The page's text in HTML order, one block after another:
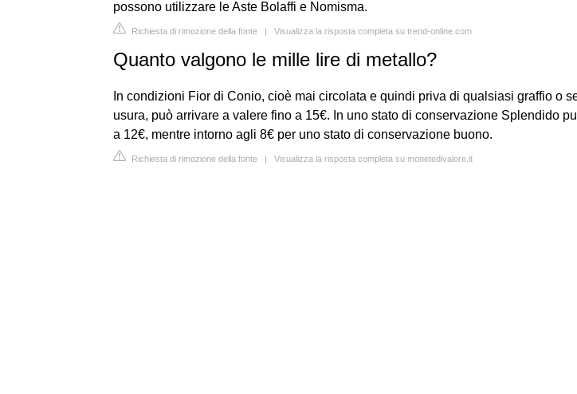
possono utilizzare le Aste Bolaffi e Nomisma.
Richiesta di rimozione della fonte | Visualizza la risposta completa su trend-online.com
Quanto valgono le mille lire di metallo?
In condizioni Fior di Conio, cioè mai circolata e quindi priva di qualsiasi graffio o
usura, può arrivare a valere fino a 15€. In uno stato di conservazione Splendido
a 12€, mentre intorno agli 8€ per uno stato di conservazione buono.
Richiesta di rimozione della fonte | Visualizza la risposta completa su monetedivalore.it